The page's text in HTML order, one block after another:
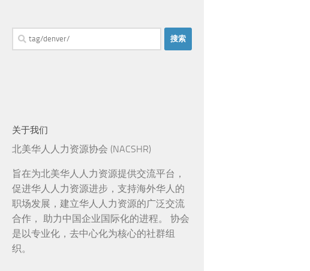
搜
索：
关于我们
北美华人人力资源协会 (NACSHR)
旨在为北美华人人力资源提供交流平台，
促进华人人力资源进步，支持海外华人的
职场发展，建立华人人力资源的广泛交流
合作， 助力中国企业国际化的进程。 协会
是以专业化，去中心化为核心的社群组
织。